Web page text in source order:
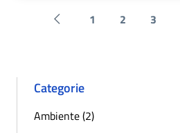
Pagina precedente
1 2 3
Categorie
Ambiente (2)